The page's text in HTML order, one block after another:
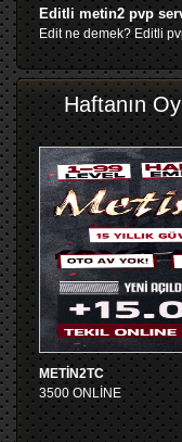
Editli metin2 pvp
Edit ne demek? Editli
Haftanın
METİN2TC
3500 ONLİNE